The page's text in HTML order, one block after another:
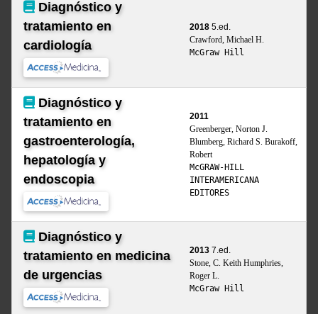
Diagnóstico y
tratamiento en
cardiología
2018 5.ed.
Crawford, Michael H.
McGraw Hill
Diagnóstico y
tratamiento en
gastroenterología,
hepatología y
endoscopia
2011
Greenberger, Norton J.
Blumberg, Richard S. Burakoff,
Robert
McGRAW-HILL
INTERAMERICANA
EDITORES
Diagnóstico y
tratamiento en medicina
de urgencias
2013 7.ed.
Stone, C. Keith Humphries,
Roger L.
McGraw Hill